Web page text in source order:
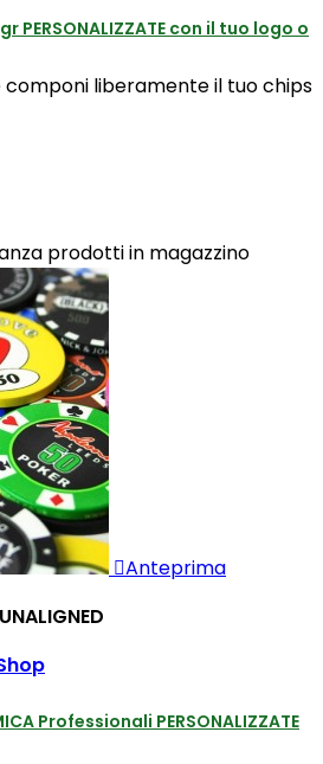
PERSONALIZZATE con il tuo logo o
componi liberamente il tuo chips
prodotti in magazzino
Anteprima
Professionali PERSONALIZZATE